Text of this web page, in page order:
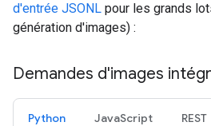
d'entrée JSONL pour les grands
génération d'images) :
Demandes d'images
Python JavaScript REST